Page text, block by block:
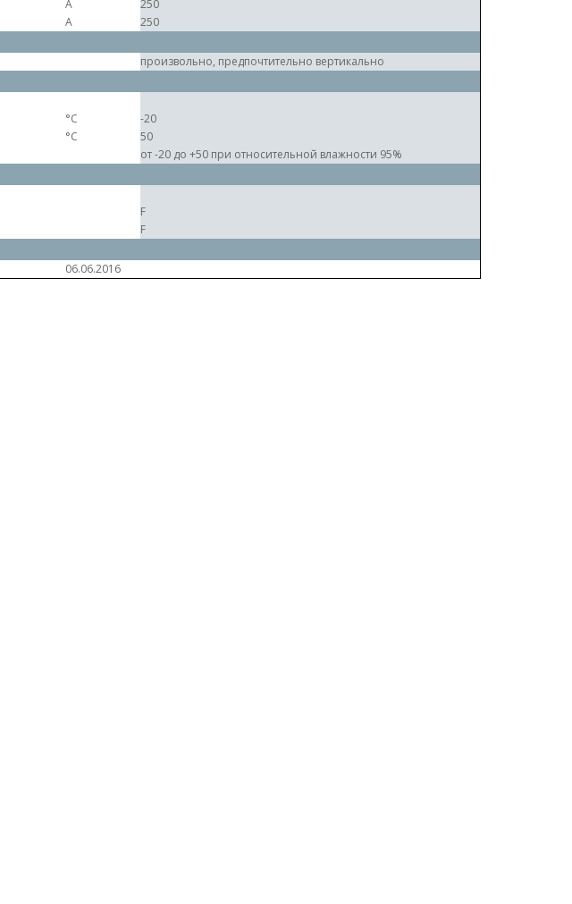
A
250
A
250
произвольно, предпочтительно вертикально
°C
-20
°C
50
от -20 до +50 при относительной влажности 95%
F
F
06.06.2016